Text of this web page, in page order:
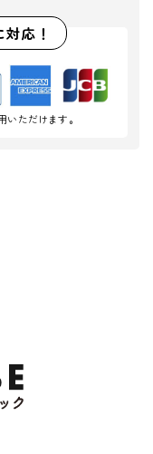
応！
ただけます。